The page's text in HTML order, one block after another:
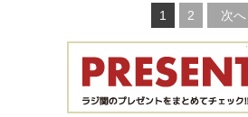
1 2 次へ